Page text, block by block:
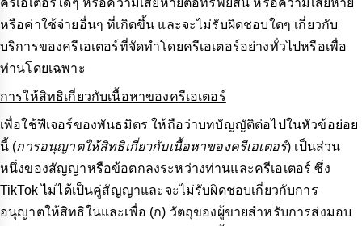
ครีเอเตอร์ใดๆ หรือความเสียหายต่อทรัพย์สิน หรือความเสียหาย
หรือค่าใช้จ่ายอื่นๆ ที่เกิดขึ้น และจะไม่รับผิดชอบใดๆ เกี่ยวกับ
บริการของครีเอเตอร์ที่จัดทำโดยครีเอเตอร์อย่างทั่วไปหรือเพื่อ
ท่านโดยเฉพาะ
การให้สิทธิเกี่ยวกับเนื้อหาของครีเอเตอร์
เพื่อใช้ฟีเจอร์ของพันธมิตร ให้ถือว่าบทบัญญัติต่อไปในหัวข้อย่อย
นี้ (การอนุญาตให้สิทธิเกี่ยวกับเนื้อหาของครีเอเตอร์) เป็นส่วน
หนึ่งของสัญญาหรือข้อตกลงระหว่างท่านและครีเอเตอร์ ซึ่ง
TikTok ไม่ได้เป็นคู่สัญญาและจะไม่รับผิดชอบเกี่ยวกับการ
อนุญาตให้สิทธิในและเพื่อ (ก) วัตถุของผู้ขายสำหรับการส่งมอบ